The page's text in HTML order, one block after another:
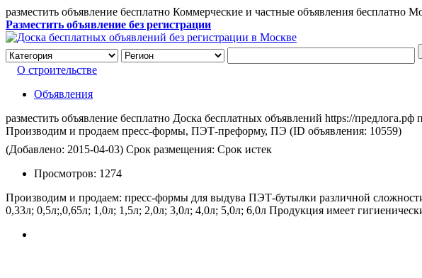
разместить объявление бесплатно Коммерческие и частные объявления бесплатно
Разместить объявление без регистрации
О строительстве
Объявления
разместить объявление бесплатно Доска бесплатных объявлений https://
Производим и продаем пресс-формы, ПЭТ-преформу, ПЭ (ID объявления: 10559)
(Добавлено: 2015-04-03) Срок размещения: Срок истек
Просмотров: 1274
Производим и продаем: пресс-формы для выдува ПЭТ-бутылки различной
0,33л; 0,5л;,0,65л; 1,0л; 1,5л; 2,0л; 3,0л; 4,0л; 5,0л; 6,0л Продукция имеет